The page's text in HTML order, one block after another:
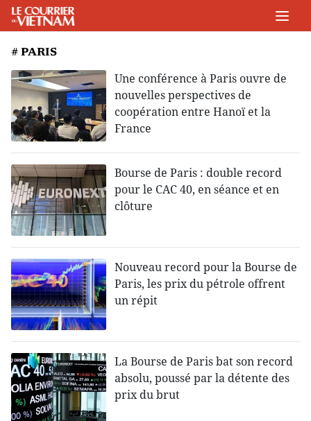
# PARIS
Une conférence à Paris ouvre de
nouvelles perspectives de
coopération entre Hanoï et la
France
Bourse de Paris : double record
pour le CAC 40, en séance et en
clôture
Nouveau record pour la Bourse de
Paris, les prix du pétrole offrent
un répit
La Bourse de Paris bat son record
absolu, poussé par la détente des
prix du brut